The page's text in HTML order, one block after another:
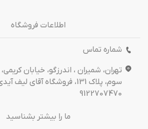
اطلاعات فروشگاه
شماره تماس
تهران، شمیران ، اندرزگو، خیابان
سوم، پلاک 131، فروشگاه آقای
9122707470
ما را بیشتر بشناسید